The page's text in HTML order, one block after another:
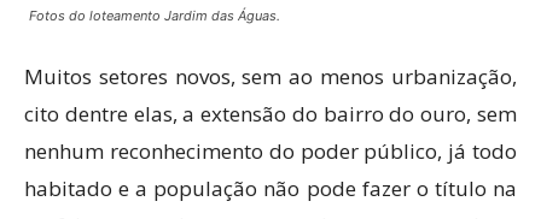
Fotos do loteamento Jardim das Águas.
Muitos setores novos, sem ao menos urbanização,
cito dentre elas, a extensão do bairro do ouro, sem
nenhum reconhecimento do poder público, já todo
habitado e a população não pode fazer o título na